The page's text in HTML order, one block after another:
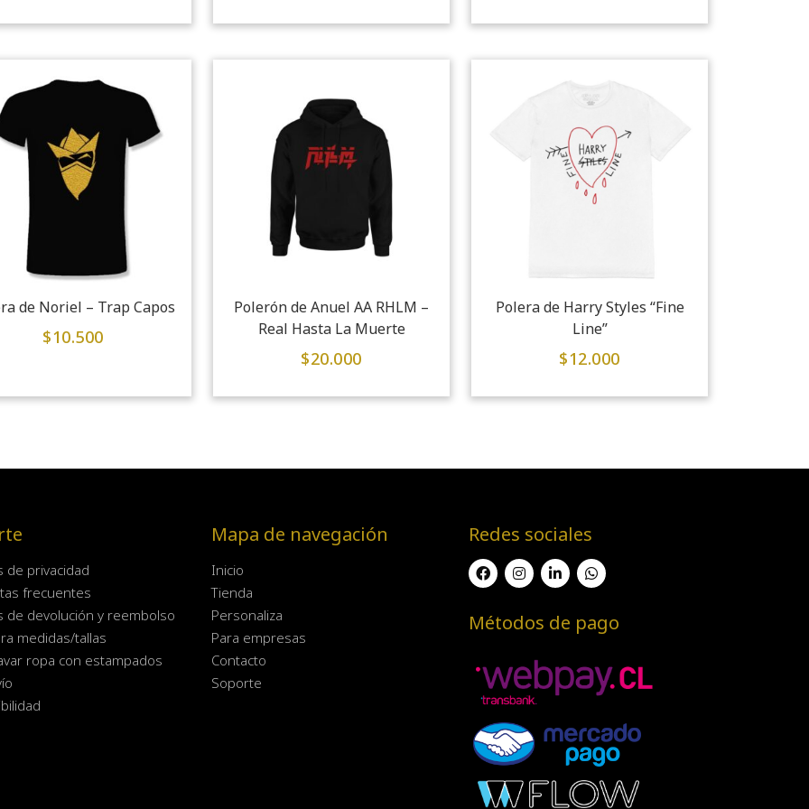
de Noriel – Trap Capos
$10.500
Polerón de Anuel AA RHLM –
Real Hasta La Muerte
$20.000
Polera de Harry Styles “Fine
Line”
$12.000
de privacidad
frecuentes
de devolución y reembolso
medidas/tallas
ropa con estampados
Mapa de navegación
Inicio
Tienda
Personaliza
Para empresas
Contacto
Soporte
Redes sociales
Métodos de pago